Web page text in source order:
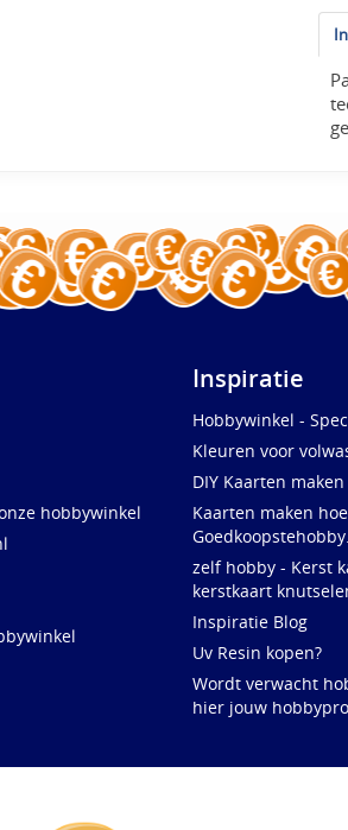
hobbywinkel
Inspiratie
Hobbywinkel -
Kleuren voor
DIY Kaarten maken
Kaarten maken
zelf hobby - Kerst
kerstkaart
Inspiratie Blog
Uv Resin kopen?
Wordt verwacht
hier jouw